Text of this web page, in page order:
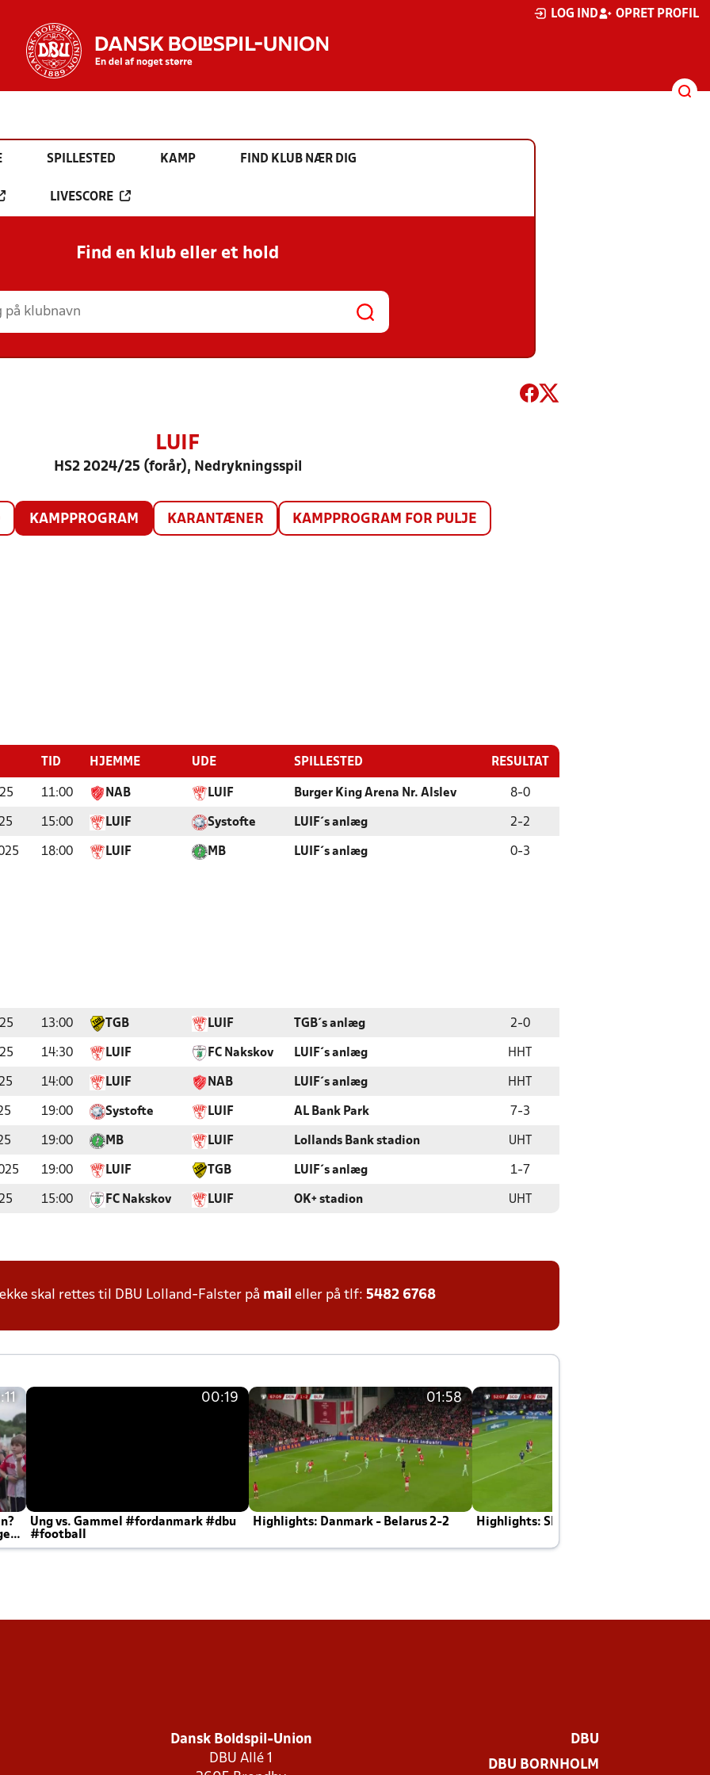
LOG IND OPRET PROFIL
SPILLESTED KAMP FIND KLUB NÆR DIG
LIVESCORE
Find en klub eller et hold
LUIF
HS2 2024/25 (forår), Nedrykningsspil
KAMPPROGRAM KARANTÆNER KAMPPROGRAM FOR PULJE
TID HJEMME UDE SPILLESTED RESULTAT
11:00 NAB LUIF Burger King Arena Nr. Alslev 8-0
15:00 LUIF Systofte LUIF´s anlæg 2-2
18:00 LUIF MB LUIF´s anlæg 0-3
13:00 TGB LUIF TGB´s anlæg 2-0
14:30 LUIF FC Nakskov LUIF´s anlæg HHT
14:00 LUIF NAB LUIF´s anlæg HHT
19:00 Systofte LUIF AL Bank Park 7 -3
19:00 MB LUIF Lollands Bank stadion UHT
19:00 LUIF TGB LUIF´s anlæg 1- 7
15:00 FC Nakskov LUIF OK+ stadion UHT
skal rettes til DBU Lolland-Falster på mail eller på tlf: 5482 6768
00:19
Ung vs. Gammel #fordanmark #dbu
#football
01:58
Highlights: Danmark - Belarus 2-2 Highlights: Skotland - Danmark 4-2
Dansk Boldspil-Union
DBU Allé 1
DBU
DBU BORNHOLM